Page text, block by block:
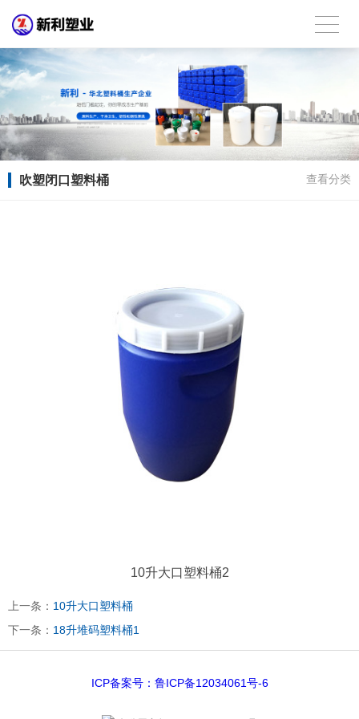
吹塑闭口塑料桶 查看分类
10升大口塑料桶2
上一条： 10升大口塑料桶
下一条： 18升堆码塑料桶1
ICP备案号：鲁ICP备12034061号-6